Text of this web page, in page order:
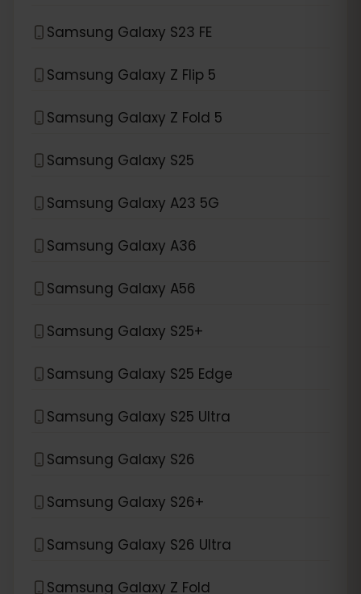
Samsung Galaxy S23 FE
Samsung Galaxy Z Flip 5
Samsung Galaxy Z Fold 5
Samsung Galaxy S25
Samsung Galaxy A23 5G
Samsung Galaxy A36
Samsung Galaxy A56
Samsung Galaxy S25+
Samsung Galaxy S25 Edge
Samsung Galaxy S25 Ultra
Samsung Galaxy S26
Samsung Galaxy S26+
Samsung Galaxy S26 Ultra
Samsung Galaxy Z Fold